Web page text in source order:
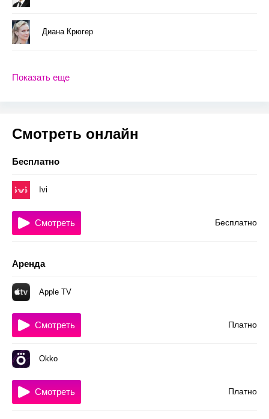
Диана Крюгер
Показать еще
Смотреть онлайн
Бесплатно
Ivi
Бесплатно
Смотреть
Аренда
Apple TV
Платно
Смотреть
Okko
Платно
Смотреть